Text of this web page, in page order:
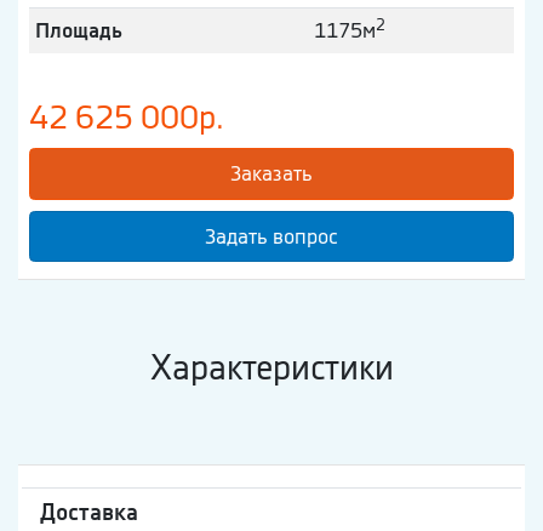
Площадь
1175м2
42 625 000р.
Заказать
Задать вопрос
Характеристики
Доставка